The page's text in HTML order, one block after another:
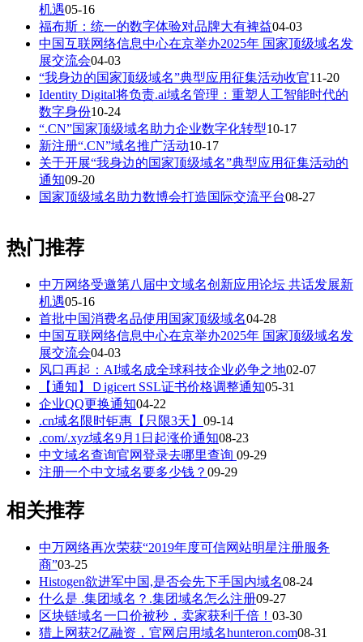
机遇05-16
福布斯：统一的数字体验对品牌大有裨益04-03
中国互联网络信息中心在京举办2025年 国家顶级域名发
展交流会04-03
“我身边的国家顶级域名”典型应用征集活动收官11-20
Identity Digital将负责.ai域名管理：重塑人工智能时代的
数字身份10-24
“.CN”国家顶级域名助力企业数字化转型10-17
新注册“.CN”域名推广活动10-17
关于开展“我身边的国家顶级域名”典型应用征集活动的
通知09-20
国家顶级域名助力数博会打造国际交流平台08-27
热门推荐
中万网络受邀第八届中文域名创新应用论坛 共话发展新
机遇05-16
首批中国消费名品使用国家顶级域名04-28
中国互联网络信息中心在京举办2025年 国家顶级域名发
展交流会04-03
风口再起：AI域名成全球科技企业必争之地02-07
【通知】Ｄigicert SSL证书价格调整通知05-31
企业QQ更换通知04-22
.cn域名限时钜惠【只限3天】 09-14
.com/.xyz域名9月1日起涨价通知08-23
中文域名查询官网登录去哪里查询 09-29
注册一个中文域名要多少钱？ 09-29
相关推荐
中万网络再次荣获“2019年度可信网站明星注册服务
商”03-25
Histogen欲进军中国,是否会先下手国内域名08-24
什么是 .集团域名？.集团域名怎么注册09-27
区块链域名一口价被秒，卖家获利千倍！ 03-30
猎上网获2亿融资，官网启用域名hunteron.com08-31